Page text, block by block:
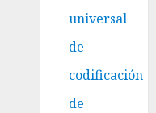
universal
de
codificación
de